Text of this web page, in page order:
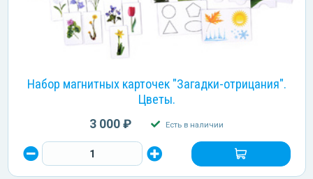
Набор магнитных карточек "Загадки-отрицания".
Цветы.
3 000 ₽ Есть в наличии